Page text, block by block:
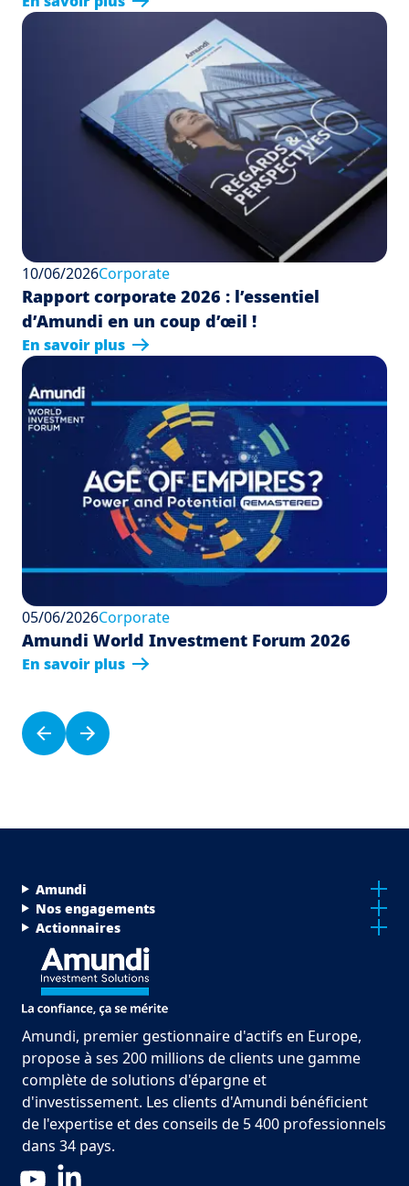
10/06/2026Corporate
Rapport corporate 2026 : l’essentiel
d’Amundi en un coup d’œil !
En savoir plus
05/06/2026Corporate
Amundi World Investment Forum 2026
En savoir plus
Pagination
Previous page
Next page
Menu Footer Top
Amundi
Nos engagements
Actionnaires
Amundi, premier gestionnaire d'actifs en Europe,
propose à ses 200 millions de clients une gamme
complète de solutions d'épargne et
d'investissement. Les clients d'Amundi bénéficient
de l'expertise et des conseils de 5 400 professionnels
dans 34 pays.
YouTube